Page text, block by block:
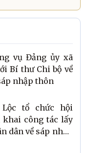
vụ Đảng ủy xã
Bí thư Chi bộ về
nhập thôn
tổ chức hội
công tác lấy
dân về sáp nhập